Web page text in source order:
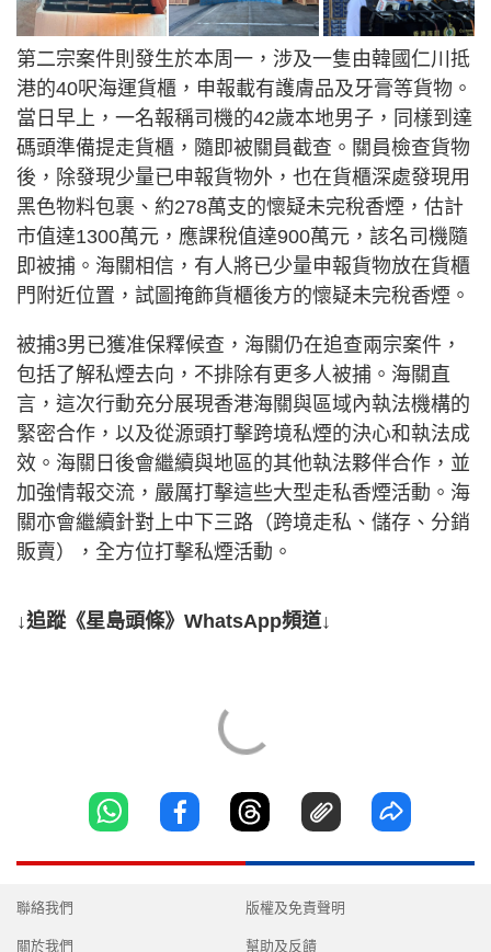
第二宗案件則發生於本周一，涉及一隻由韓國仁川抵
港的40呎海運貨櫃，申報載有護膚品及牙膏等貨物。
當日早上，一名報稱司機的42歲本地男子，同樣到達
碼頭準備提走貨櫃，隨即被關員截查。關員檢查貨物
後，除發現少量已申報貨物外，也在貨櫃深處發現用
黑色物料包裹、約278萬支的懷疑未完稅香煙，估計
市值達1300萬元，應課稅值達900萬元，該名司機隨
即被捕。海關相信，有人將已少量申報貨物放在貨櫃
門附近位置，試圖掩飾貨櫃後方的懷疑未完稅香煙。
被捕3男已獲准保釋候查，海關仍在追查兩宗案件，
包括了解私煙去向，不排除有更多人被捕。海關直
言，這次行動充分展現香港海關與區域內執法機構的
緊密合作，以及從源頭打擊跨境私煙的決心和執法成
效。海關日後會繼續與地區的其他執法夥伴合作，並
加強情報交流，嚴厲打擊這些大型走私香煙活動。海
關亦會繼續針對上中下三路（跨境走私、儲存、分銷
販賣），全方位打擊私煙活動。
↓追蹤《星島頭條》WhatsApp頻道↓
聯絡我們
關於我們
版權及免責聲明
幫助及反饋